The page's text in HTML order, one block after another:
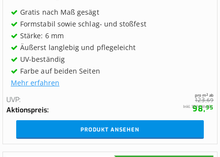
Gratis nach Maß gesägt
Formstabil sowie schlag- und stoßfest
Stärke: 6 mm
Äußerst langlebig und pflegeleicht
UV-beständig
Farbe auf beiden Seiten
Mehr erfahren
UVP
123,69
Aktionspreis
pro m² ab
98,95
Inkl. 19 % MwSt.
PRODUKT ANSEHEN